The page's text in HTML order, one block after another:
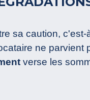
sa caution, c'est-
ne parvient
verse les